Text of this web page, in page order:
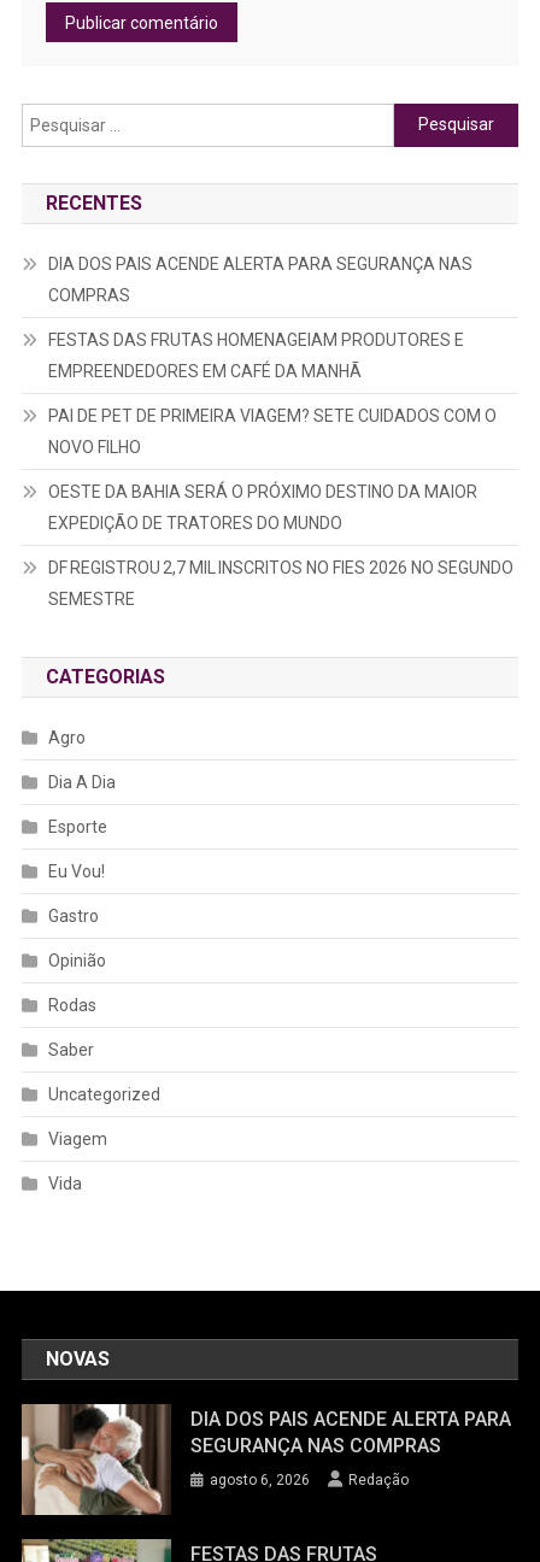
Pesquisar
por:
RECENTES
DIA DOS PAIS ACENDE ALERTA PARA SEGURANÇA NAS
COMPRAS
FESTAS DAS FRUTAS HOMENAGEIAM PRODUTORES E
EMPREENDEDORES EM CAFÉ DA MANHÃ
PAI DE PET DE PRIMEIRA VIAGEM? SETE CUIDADOS COM O
NOVO FILHO
OESTE DA BAHIA SERÁ O PRÓXIMO DESTINO DA MAIOR
EXPEDIÇÃO DE TRATORES DO MUNDO
DF REGISTROU 2,7 MIL INSCRITOS NO FIES 2026 NO SEGUNDO
SEMESTRE
CATEGORIAS
Agro
Dia A Dia
Esporte
Eu Vou!
Gastro
Opinião
Rodas
Saber
Uncategorized
Viagem
Vida
NOVAS
DIA DOS PAIS ACENDE ALERTA PARA
SEGURANÇA NAS COMPRAS
agosto 6, 2026 Redação
FESTAS DAS FRUTAS